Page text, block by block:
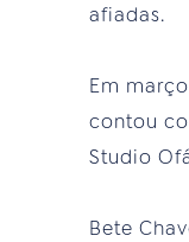
afiadas.
Em
contou
Studio
Bete